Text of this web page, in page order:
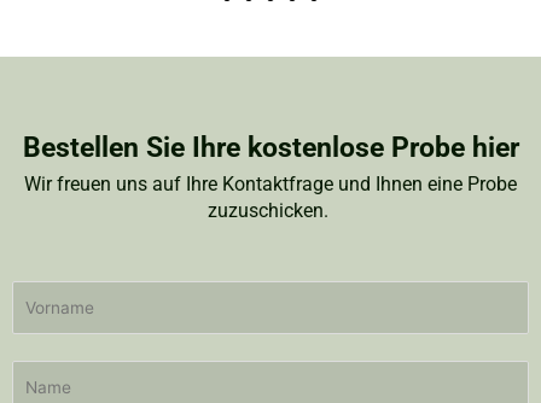
Bestellen Sie Ihre kostenlose Probe hier
Wir freuen uns auf Ihre Kontaktfrage und Ihnen eine Probe
zuzuschicken.